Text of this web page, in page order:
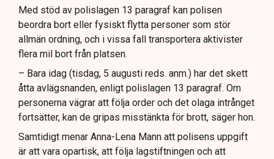
Med stöd av polislagen 13 paragraf kan polisen
beordra bort eller fysiskt flytta personer som stör
allmän ordning, och i vissa fall transportera aktivister
flera mil bort från platsen.
– Bara idag (tisdag, 5 augusti reds. anm.) har det skett
åtta avlägsnanden, enligt polislagen 13 paragraf. Om
personerna vägrar att följa order och det olaga intrånget
fortsätter, kan de gripas misstänkta för brott, säger hon.
Samtidigt menar Anna-Lena Mann att polisens uppgift
är att vara opartisk, att följa lagstiftningen och att